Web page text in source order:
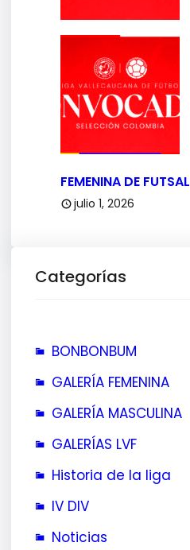
FEMENINA DE FUTSAL
julio 1, 2026
Categorías
BONBONBUM
GALERÍA FEMENINA
GALERÍA MASCULINA
GALERÍAS LVF
Historia de la liga
IV DIV
Noticias